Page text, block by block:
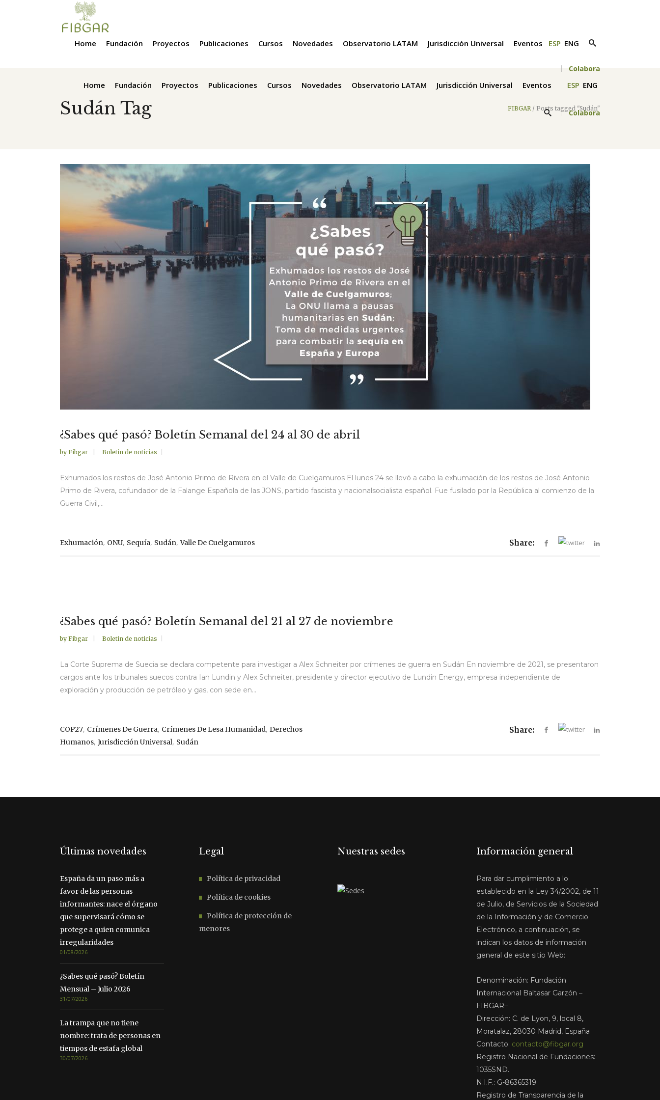
Home Fundación Proyectos Publicaciones Cursos Novedades Observatorio LATAM Jurisdicción Universal Eventos ESP ENG
Colabora
Home Fundación Proyectos Publicaciones Cursos Novedades Observatorio LATAM Jurisdicción Universal Eventos ESP ENG
Colabora
Sudán Tag FIBGAR / Posts tagged "Sudán"
¿Sabes qué pasó? Boletín Semanal del 24 al 30 de abril
by Fibgar Boletin de noticias
Exhumados los restos de José Antonio Primo de Rivera en el Valle de Cuelgamuros El lunes 24 se llevó a cabo la exhumación de los restos de José Antonio
Primo de Rivera, cofundador de la Falange Española de las JONS, partido fascista y nacionalsocialista español. Fue fusilado por la República al comienzo de la
Guerra Civil,...
Exhumación, ONU, Sequía, Sudán,Valle De Cuelgamuros Share:
¿Sabes qué pasó? Boletín Semanal del 21 al 27 de noviembre
by Fibgar Boletin de noticias
La Corte Suprema de Suecia se declara competente para investigar a Alex Schneiter por crímenes de guerra en Sudán En noviembre de 2021, se presentaron
cargos ante los tribunales suecos contra Ian Lundin y Alex Schneiter, presidente y director ejecutivo de Lundin Energy, empresa independiente de
exploración y producción de petróleo y gas, con sede en...
COP27, Crímenes De Guerra, Crímenes De Lesa Humanidad, Derechos
Humanos, Jurisdicción Universal, Sudán
Share:
Últimas novedades
España da un paso más a
favor de las personas
informantes: nace el órgano
que supervisará cómo se
protege a quien comunica
irregularidades
01/08/2026
¿Sabes qué pasó? Boletín
Mensual – Julio 2026
31/07/2026
La trampa que no tiene
nombre: trata de personas en
tiempos de estafa global
30/07/2026
Legal
Política de privacidad
Política de cookies
Política de protección de
menores
Nuestras sedes Información general
Para dar cumplimiento a lo
establecido en la Ley 34/2002, de 11
de Julio, de Servicios de la Sociedad
de la Información y de Comercio
Electrónico, a continuación, se
indican los datos de información
general de este sitio Web:
Denominación: Fundación
Internacional Baltasar Garzón –
FIBGAR–
Dirección: C. de Lyon, 9, local 8,
Moratalaz, 28030 Madrid, España
Contacto: contacto@fibgar.org
Registro Nacional de Fundaciones:
1035SND.
N.I.F.: G-86365319
Registro de Transparencia de la